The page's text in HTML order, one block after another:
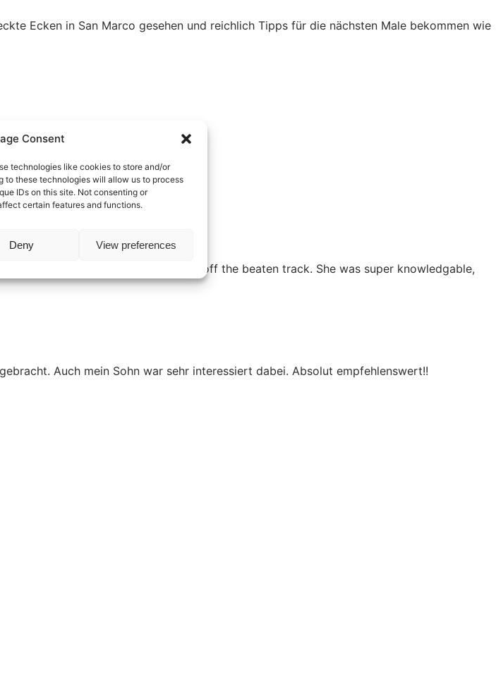
Consent
technologies like cookies to store and/or
to these technologies will allow us to process
IDs on this site. Not consenting or
certain features and functions.
Deny View preferences
Ecken in San Marco gesehen und reichlich Tipps für die nächsten Male bekommen wie
corners in Venice and we moved off the beaten track. She was super knowledgable,
Auch mein Sohn war sehr interessiert dabei. Absolut empfehlenswert!!